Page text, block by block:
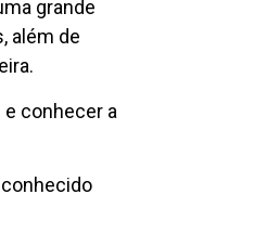
grande
além de
conhecer a
conhecido